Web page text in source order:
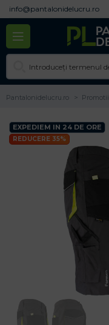
info@pantalonidelucru.ro
Pantalonidelucru.ro
EXPEDIEM IN 24 DE ORE
REDUCERE 35%